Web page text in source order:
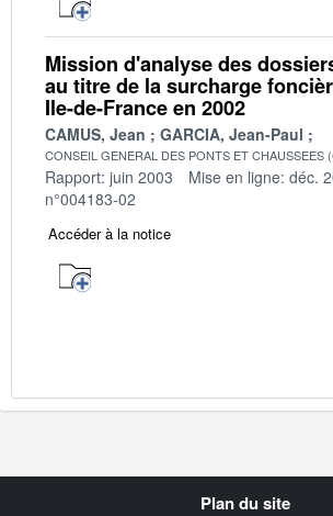
Mission d'analyse des
au titre de la surcharge
Ile-de-France en 2002
CAMUS, Jean GARCIA, Jean-Paul
CONSEIL GENERAL DES PONTS ET CHAUSSEES
Rapport: juin 2003 Mise en ligne: déc.
n°004183-02
Accéder à la notice
Plan du site